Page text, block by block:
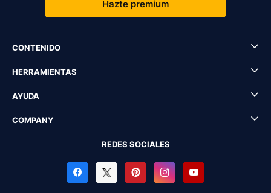
Hazte premium
CONTENIDO
HERRAMIENTAS
AYUDA
COMPANY
REDES SOCIALES